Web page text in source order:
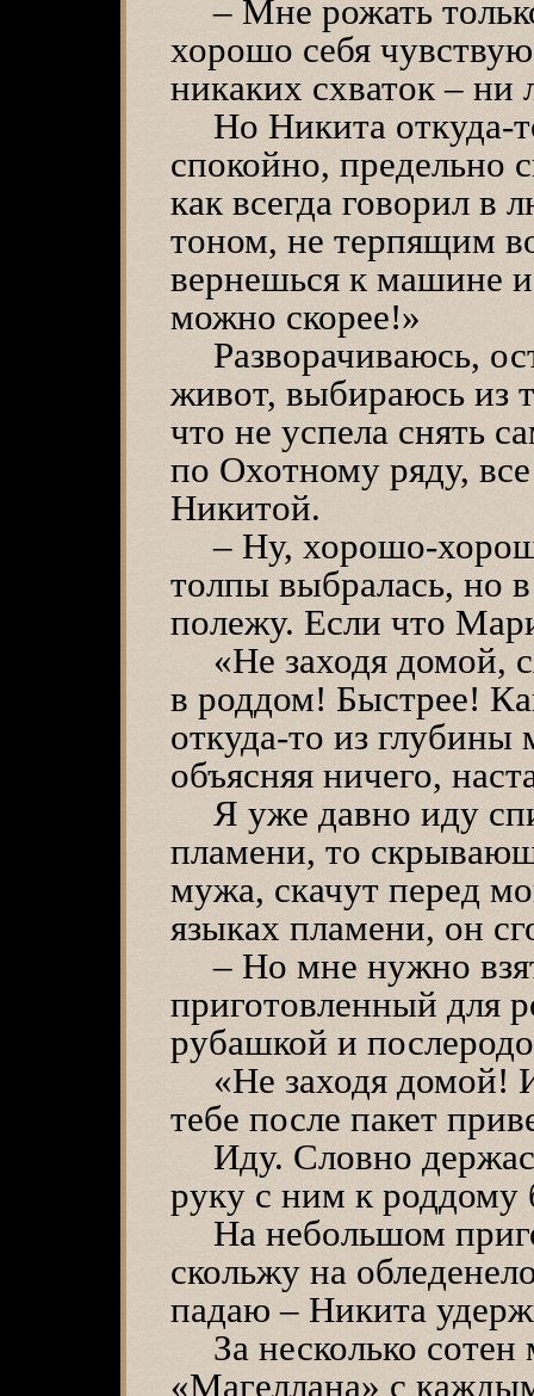
– Мне рожать
хорошо себя
никаких схваток –
Но Никита откуда-
спокойно, предельно
как всегда говорил в
тоном, не терпящим
вернешься к машине
можно скорее!»
Разворачиваюсь,
живот, выбираюсь из
что не успела снять
по Охотному ряду,
Никитой.
– Ну, хорошо-
толпы выбралась, но
полежу. Если что
«Не заходя домой,
в роддом! Быстрее!
откуда-то из глубины
объясняя ничего,
Я уже давно иду
пламени, то
мужа, скачут перед
языках пламени, он
– Но мне нужно
приготовленный для
рубашкой и
«Не заходя домой!
тебе после пакет
Иду. Словно
руку с ним к роддому
На небольшом
скольжу на
падаю – Никита
За несколько
«Магеллана» с